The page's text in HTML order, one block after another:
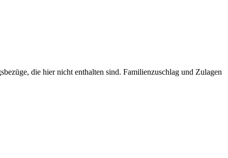
die hier nicht enthalten sind. Familienzuschlag und Zulagen